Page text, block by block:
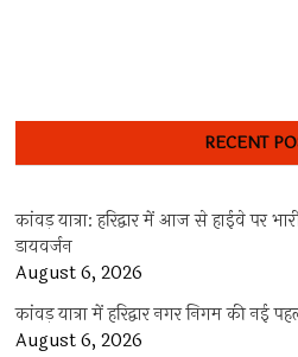
RECENT
कांवड़ यात्रा: हरिद्वार में आज से हाईवे पर
डायवर्जन
August 6, 2026
कांवड़ यात्रा में हरिद्वार नगर निगम की नई
August 6, 2026